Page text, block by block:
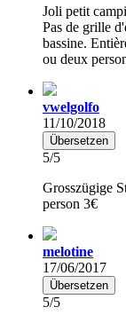
Joli petit
Pas de grille
bassine.
ou deux
vwelgolfo
11/10/2018
Übersetzen
5/5
Grosszügige
person 3€
melotine
17/06/2017
Übersetzen
5/5